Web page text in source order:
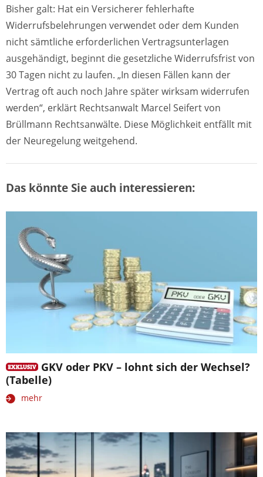
Bisher galt: Hat ein Versicherer fehlerhafte
Widerrufsbelehrungen verwendet oder dem Kunden
nicht sämtliche erforderlichen Vertragsunterlagen
ausgehändigt, beginnt die gesetzliche Widerrufsfrist von
30 Tagen nicht zu laufen. „In diesen Fällen kann der
Vertrag oft auch noch Jahre später wirksam widerrufen
werden“, erklärt Rechtsanwalt Marcel Seifert von
Brüllmann Rechtsanwälte. Diese Möglichkeit entfällt mit
der Neuregelung weitgehend.
Das könnte Sie auch interessieren:
GKV oder PKV – lohnt sich der Wechsel?
(Tabelle)
mehr